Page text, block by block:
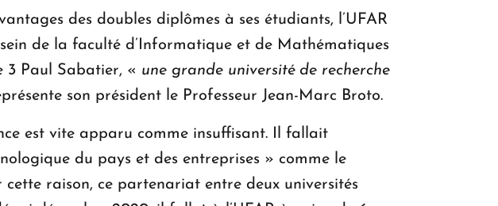
des doubles diplômes à ses étudiants, l’UFAR
de la faculté d’Informatique et de Mathématiques
3 Paul Sabatier, « une grande université de recherche
son président le Professeur Jean-Marc Broto.
est vite apparu comme insuffisant. Il fallait
du pays et des entreprises » comme le
cette raison, ce partenariat entre deux universités